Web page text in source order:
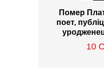
Помер
поет,
10